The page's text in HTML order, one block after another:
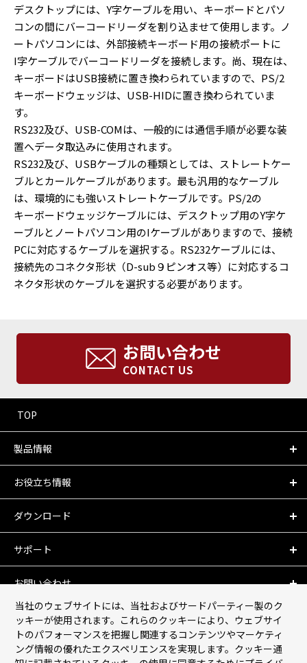
当社のウェブサイトには、当社およびサードパーティー製のク
ッキーが使用されます。これらのクッキーにより、ウェブサイ
トのパフォーマンスを把握し関連するコンテンツやマーケティ
ング情報の優れたエクスペリエンスを実現します。クッキー通
デスクトップには、Y字ケーブルを用い、キーボードとパソ
コンの間にバーコードリーダを割り込ませて使用します。ノ
ートパソコンには、外部接続キーボード用の接続ポートに
I字ケーブルでバーコードリーダを接続します。尚、現在は、
キーボードはUSB接続に置き換わられていますので、PS/2
キーボードウェッジは、USB-HIDに置き換わられていま
す。
RS232及び、USB-COMは、一般的には通信手順が必要な装
置へデータ取込みに使用されます。
RS232及び、USBケーブルの種類としては、ストレートケー
ブルとカールケーブルがあります。最も汎用的なケーブル
は、環境的にも強いストレートケーブルです。PS/2の
キーボードウェッジケーブルには、デスクトップ用のY字ケ
ーブルとノートパソコン用のIケーブルがありますので、接続
PCに対応するケーブルを選択する。RS232ケーブルには、
接続先のコネクタ形状（D-sub９ピンオス等）に対応するコ
ネクタ形状のケーブルを選択する必要があります。
お問い合わせ
CONTACT US
TOP
製品情報
お役立ち情報
ダウンロード
サポート
お問い合わせ
会社情報
個人情報保護について